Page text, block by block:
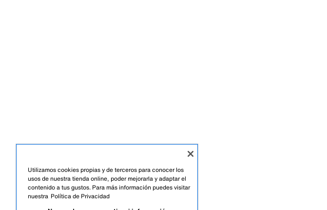
Utilizamos cookies propias y de terceros para conocer los
usos de nuestra tienda online, poder mejorarla y adaptar el
contenido a tus gustos. Para más información puedes visitar
nuestra Política de Privacidad